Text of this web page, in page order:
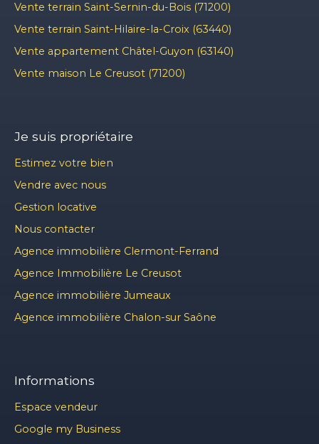
Vente terrain Saint-Sernin-du-Bois (71200)
Vente terrain Saint-Hilaire-la-Croix (63440)
Vente appartement Châtel-Guyon (63140)
Vente maison Le Creusot (71200)
Je suis propriétaire
Estimez votre bien
Vendre avec nous
Gestion locative
Nous contacter
Agence immobilière Clermont-Ferrand
Agence Immobilière Le Creusot
Agence immobilière Jumeaux
Agence immobilière Chalon-sur Saône
Informations
Espace vendeur
Google my Business